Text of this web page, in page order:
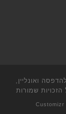
ואונליין,
הזכויות שמורות